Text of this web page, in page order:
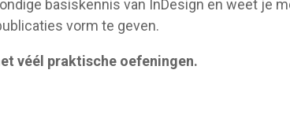
basiskennis van InDesign en weet je
vorm te geven.
véél praktische oefeningen.